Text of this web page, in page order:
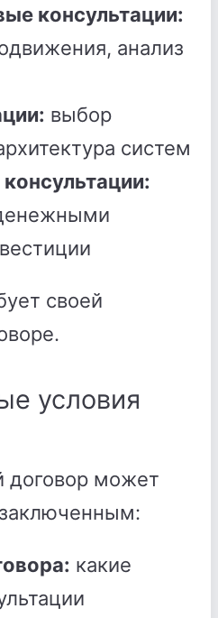
консультации:
анализ
выбор
систем
своей
условия
договор может
какие